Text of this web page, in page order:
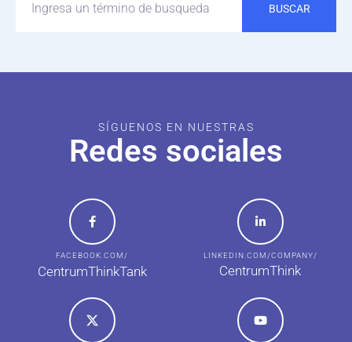
BUSCAR
SÍGUENOS EN NUESTRAS
Redes sociales
FACEBOOK.COM/
CentrumThinkTank
LINKEDIN.COM/COMPANY/
CentrumThink